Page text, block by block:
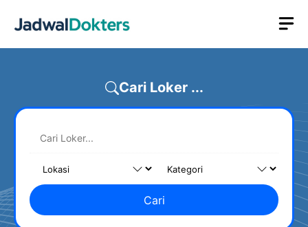
Cari Loker ...
Cari